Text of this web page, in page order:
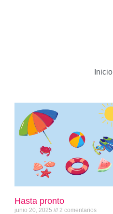
Inicio
Hasta pronto
junio 20, 2025 2 comentarios